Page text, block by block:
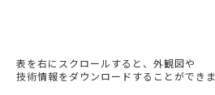
表を右にスクロールすると、外観図や
技術情報をダウンロードすることができま